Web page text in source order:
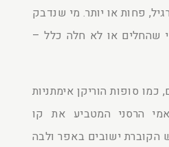
פחות או יותר. מי שנדבק
שהחלים או לא חלה כלל –
כמו סופות הוריקן אימתניות
הרסני המטביע את קו
הקוברת ישובים באפר ולבה